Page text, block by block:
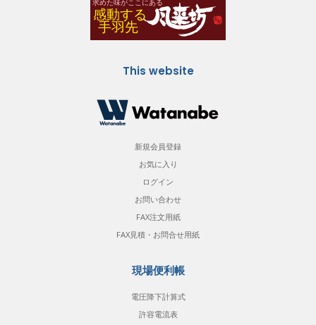
This website
新規会員登録
お気に入り
ログイン
お問い合わせ
FAX注文用紙
FAX見積・お問合せ用紙
現場便利帳
電圧降下計算式
許容電流表